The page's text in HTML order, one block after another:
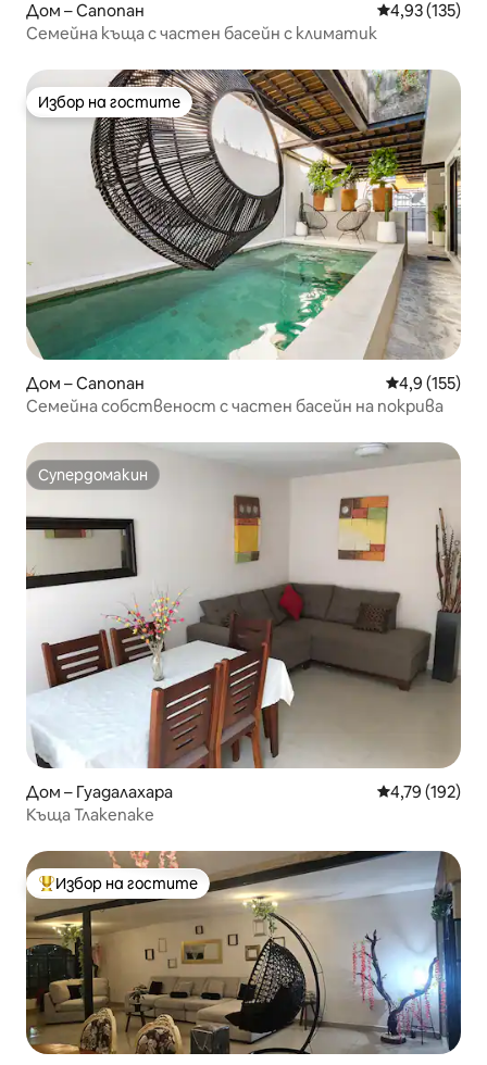
Дом – Сапопан Средна
4,93 (135)
Семейна къща с частен басейн с климатик
Избор на гостите
Избор на гостите
Дом – Сапопан Средна
4,9 (155)
Семейна собственост с частен басейн на покрива
Супердомакин
Супердомакин
Дом – Гуадалахара Средна
4,79 (192)
Къща Тлакепаке
Най-популярен избор на гостите
Избор на гостите